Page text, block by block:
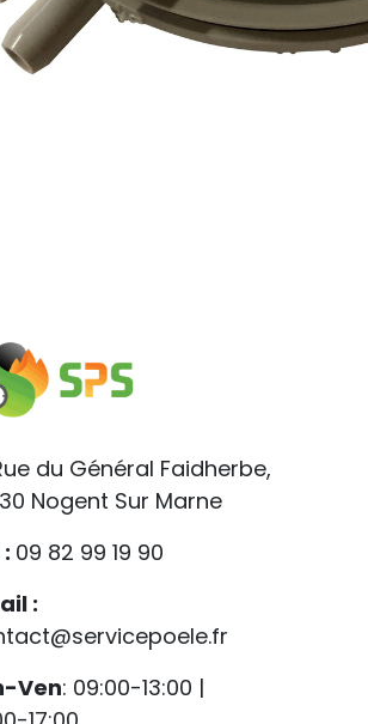
du Général Faidherbe,
Nogent Sur Marne
09 82 99 19 90
:
Ven: 09:00-13:00 |